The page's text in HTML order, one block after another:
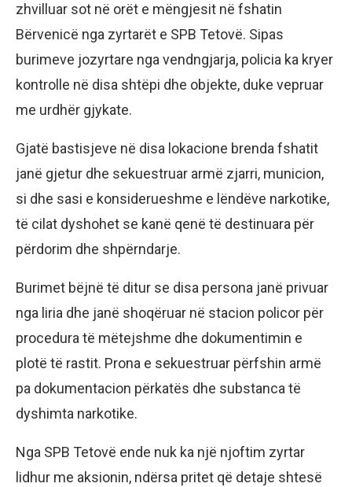
zhvilluar sot në orët e mëngjesit në fshatin
Bërvenicë nga zyrtarët e SPB Tetovë. Sipas
burimeve jozyrtare nga vendngjarja, policia ka kryer
kontrolle në disa shtëpi dhe objekte, duke vepruar
me urdhër gjykate.
Gjatë bastisjeve në disa lokacione brenda fshatit
janë gjetur dhe sekuestruar armë zjarri, municion,
si dhe sasi e konsiderueshme e lëndëve narkotike,
të cilat dyshohet se kanë qenë të destinuara për
përdorim dhe shpërndarje.
Burimet bëjnë të ditur se disa persona janë privuar
nga liria dhe janë shoqëruar në stacion policor për
procedura të mëtejshme dhe dokumentimin e
plotë të rastit. Prona e sekuestruar përfshin armë
pa dokumentacion përkatës dhe substanca të
dyshimta narkotike.
Nga SPB Tetovë ende nuk ka një njoftim zyrtar
lidhur me aksionin, ndërsa pritet që detaje shtesë